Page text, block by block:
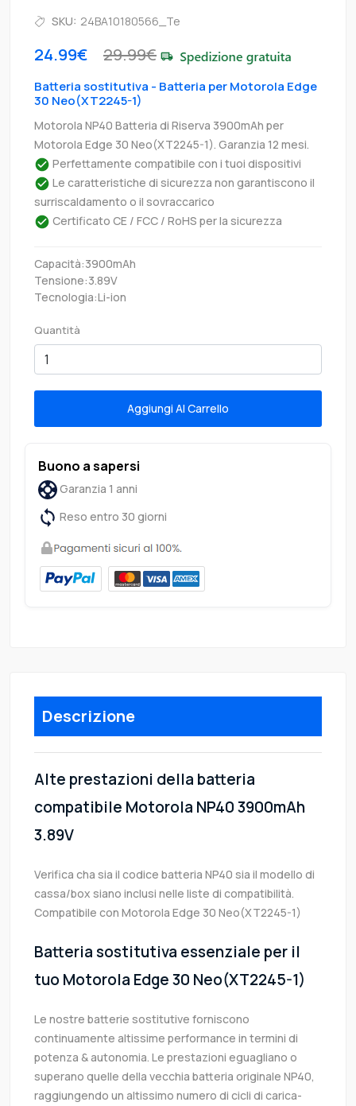
SKU: 24BA10180566_Te
24.99€ 29.99€
Batteria sostitutiva - Batteria per Motorola Edge
30 Neo(XT2245-1)
Motorola NP40 Batteria di Riserva 3900mAh per
Motorola Edge 30 Neo(XT2245-1). Garanzia 12 mesi.
Perfettamente compatibile con i tuoi dispositivi
Le caratteristiche di sicurezza non garantiscono il
surriscaldamento o il sovraccarico
Certificato CE / FCC / RoHS per la sicurezza
Capacità:3900mAh
Tensione:3.89V
Tecnologia:Li-ion
Quantità
Aggiungi Al Carrello
Buono a sapersi
Garanzia 1 anni
Reso entro 30 giorni
Descrizione
Alte prestazioni della batteria
compatibile Motorola NP40 3900mAh
3.89V
Verifica cha sia il codice batteria NP40 sia il modello di
cassa/box siano inclusi nelle liste di compatibilità.
Compatibile con Motorola Edge 30 Neo(XT2245-1)
Batteria sostitutiva essenziale per il
tuo Motorola Edge 30 Neo(XT2245-1)
Le nostre batterie sostitutive forniscono
continuamente altissime performance in termini di
potenza & autonomia. Le prestazioni eguagliano o
superano quelle della vecchia batteria originale NP40,
raggiungendo un altissimo numero di cicli di carica-